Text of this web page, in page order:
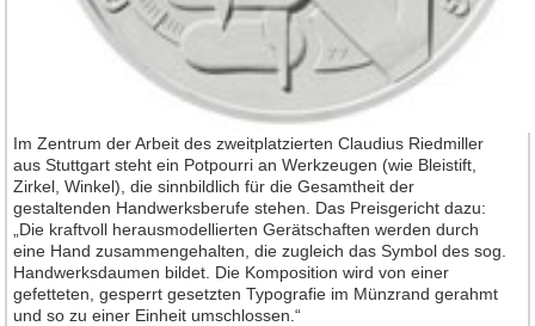
Im Zentrum der Arbeit des zweitplatzierten Claudius Riedmiller
aus Stuttgart steht ein Potpourri an Werkzeugen (wie Bleistift,
Zirkel, Winkel), die sinnbildlich für die Gesamtheit der
gestaltenden Handwerksberufe stehen. Das Preisgericht dazu:
„Die kraftvoll herausmodellierten Gerätschaften werden durch
eine Hand zusammengehalten, die zugleich das Symbol des sog.
Handwerksdaumen bildet. Die Komposition wird von einer
gefetteten, gesperrt gesetzten Typografie im Münzrand gerahmt
und so zu einer Einheit umschlossen.“